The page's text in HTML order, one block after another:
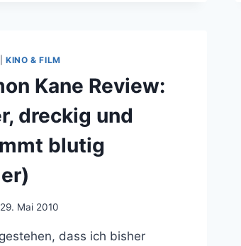
100
IN
|KINO & FILM
Kane Review:
dreckig und
blutig
29. Mai 2010
dass ich bisher